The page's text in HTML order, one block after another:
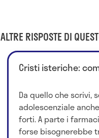
ALTRE RISPOSTE DI
Cristi isteriche:
Da quello che scrivi,
adolescenziale
forti. A parte i
forse bisognerebbe